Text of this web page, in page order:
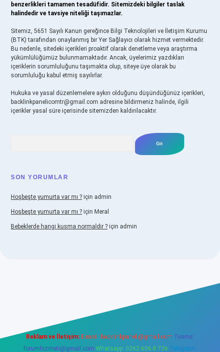
benzerlikleri tamamen tesadüfidir. Sitemizdeki bilgiler taslak
halindedir ve tavsiye niteliği taşımazlar.
Sitemiz, 5651 Sayılı Kanun gereğince Bilgi Teknolojileri ve İletişim Kurumu
(BTK) tarafından onaylanmış bir Yer Sağlayıcı olarak hizmet vermektedir.
Bu nedenle, sitedeki içerikleri proaktif olarak denetleme veya araştırma
yükümlülüğümüz bulunmamaktadır. Ancak, üyelerimiz yazdıkları
içeriklerin sorumluluğunu taşımakta olup, siteye üye olarak bu
sorumluluğu kabul etmiş sayılırlar.
Hukuka ve yasal düzenlemelere aykırı olduğunu düşündüğünüz içerikleri,
backlinkpanelicomtr@gmail.com adresine bildirmeniz halinde, ilgili
içerikler yasal süre içerisinde sitemizden kaldırılacaktır.
SON YORUMLAR
Hoşbeşte yumurta var mı ? için admin
Hoşbeşte yumurta var mı ? için Meral
Bebeklerde hangi kusma normaldir ? için admin
Reklam ve İletişim: E-mail: backlinkpaneli@gmail.com Teams:
forumhizmeti@gmail.com Whatsapp: 0262 606 0 726 Telegram: